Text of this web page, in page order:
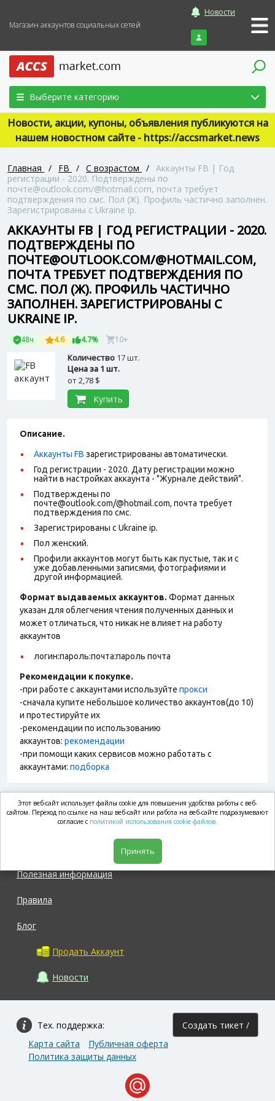
Магазин аккаунтов социальных сетей
Новости
Войти
Выберите категорию
Новости, акции, купоны, объявления публикуются на
нашем новостном сайте - https://accsmarket.news
Главная / FB / С возрастом / Аккаунты FB | Год
регистрации - 2020. Подтверждены по
почте@outlook.com/@hotmail.com, почта требует
подтверждения по смс. Пол (Ж). Профиль частично заполнен.
Зарегистрированы с Ukraine ip.
АККАУНТЫ FB | ГОД РЕГИСТРАЦИИ - 2020.
ПОДТВЕРЖДЕНЫ ПО
ПОЧТЕ@OUTLOOK.COM/@HOTMAIL.COM,
ПОЧТА ТРЕБУЕТ ПОДТВЕРЖДЕНИЯ ПО
СМС. ПОЛ (Ж). ПРОФИЛЬ ЧАСТИЧНО
ЗАПОЛНЕН. ЗАРЕГИСТРИРОВАНЫ С
UKRAINE IP.
48ч 4.6 4.7% 10+
Количество 17 шт.
Цена за 1 шт.
от2,78 $
Купить
Описание.
Аккаунты FB зарегистрированы автоматически.
Год регистрации - 2020. Дату регистрации можно
найти в настройках аккаунта - "Журнале действий".
Подтверждены по
почте@outlook.com/@hotmail.com, почта требует
подтверждения по смс.
Зарегистрированы с Ukraine ip.
Пол женский.
Профили аккаунтов могут быть как пустые, так и с
уже добавленными записями, фотографиями и
другой информацией.
Формат выдаваемых аккаунтов. Формат данных
указан для облегчения чтения полученных данных и
может отличаться, что никак не влияет на работу
аккаунтов
логин:пароль:почта:пароль почта
Рекомендации к покупке.
-при работе с аккаунтами используйте прокси
-сначала купите небольшое количество аккаунтов(до 10)
и протестируйте их
-рекомендации по использованию
аккаунтов: рекомендации
-при помощи каких сервисов можно работать с
аккаунтами: подборка
market.com
Полезная информация
Правила
Блог
Продать Аккаунт
Новости
Тех. поддержка: Создать тикет /
Карта сайта
Публичная оферта
Политика защиты данных
Этот веб-сайт использует файлы cookie для повышения удобства работы с веб-
сайтом. Переход по ссылке на наш веб-сайт или работа на веб-сайте подразумевают
согласие с политикой использования cookie файлов.
Принять